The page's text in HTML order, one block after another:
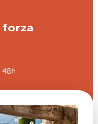
forza